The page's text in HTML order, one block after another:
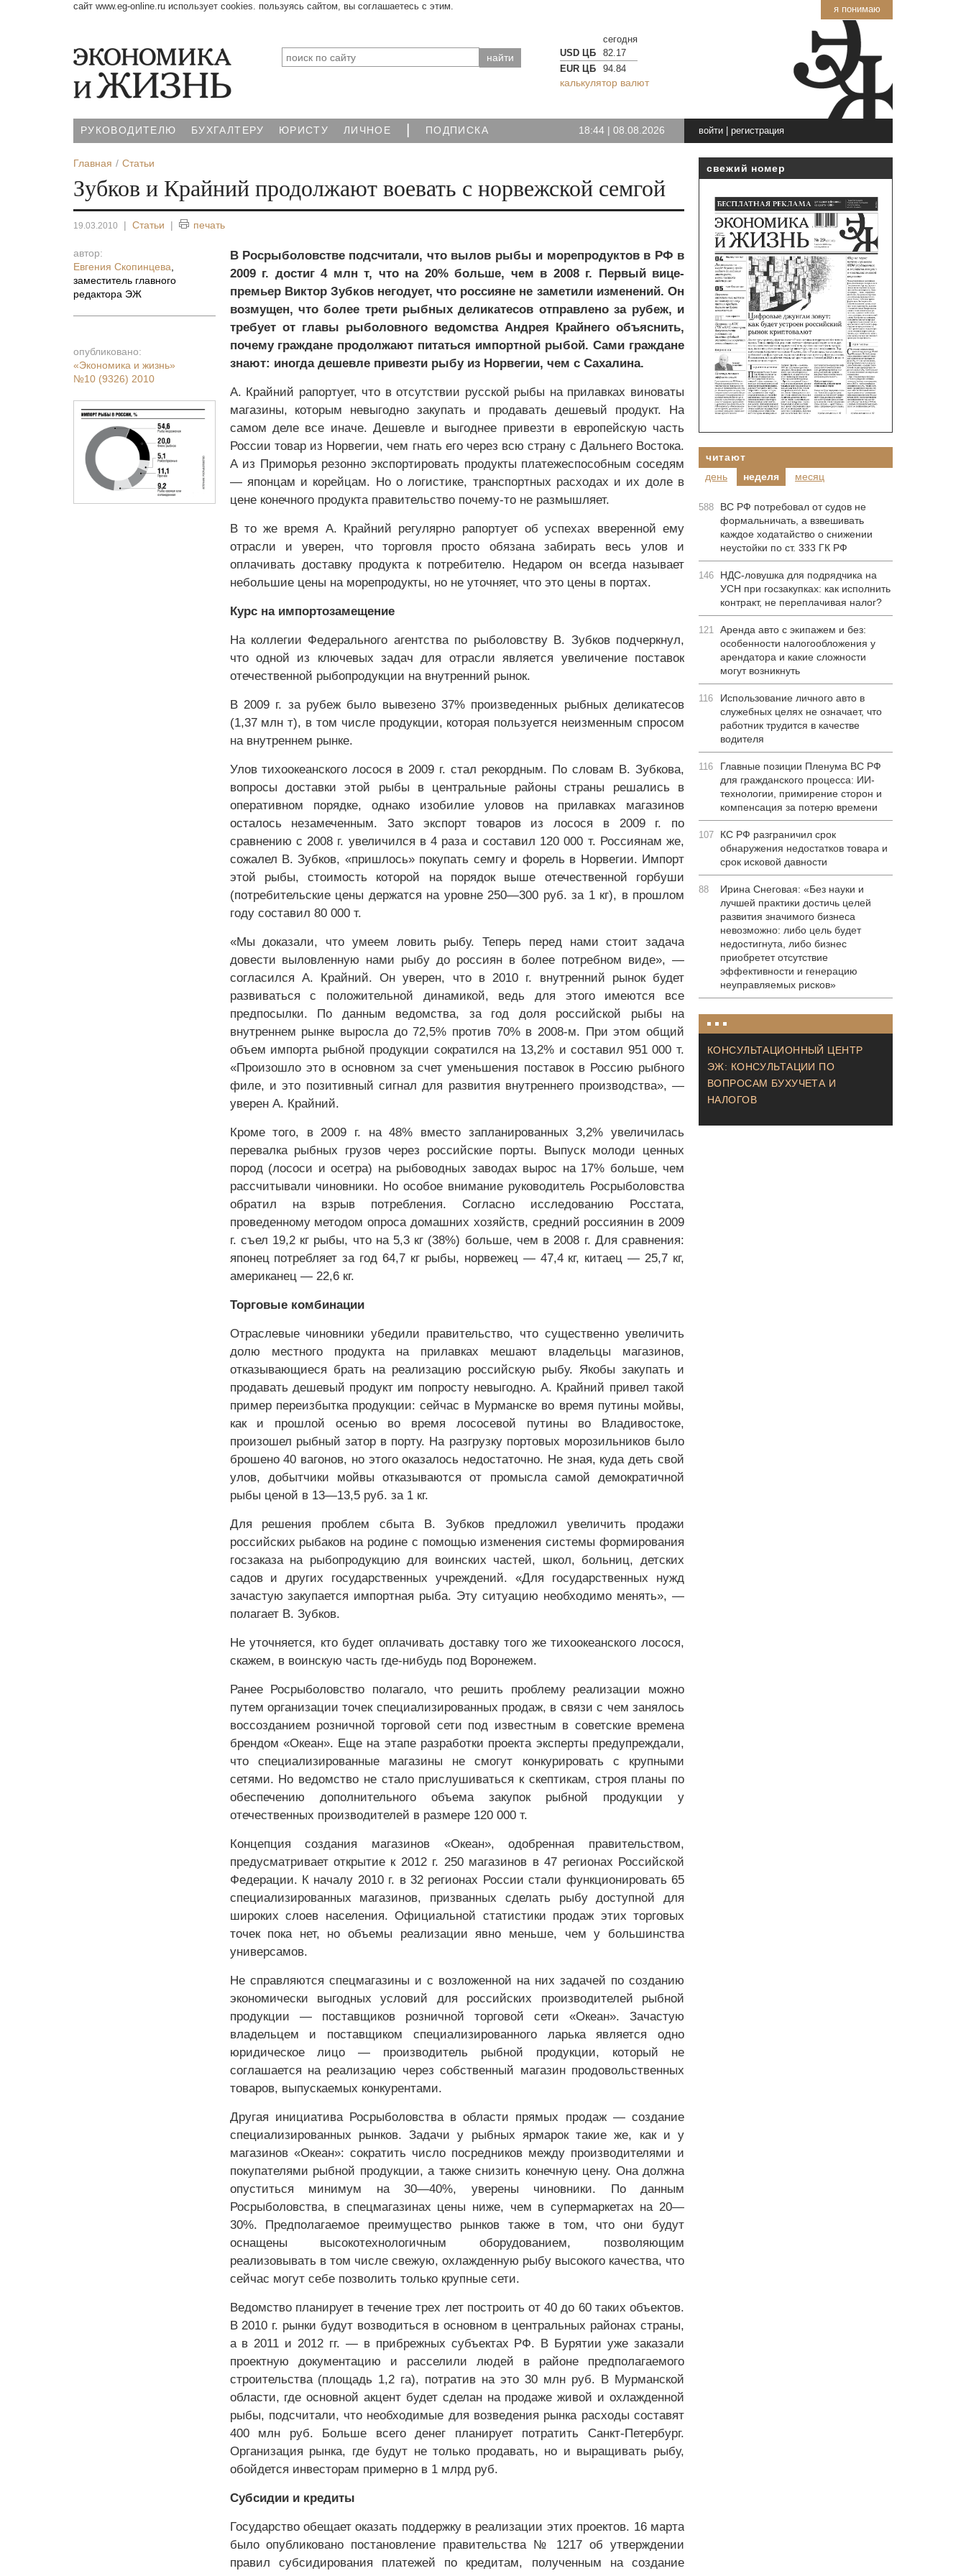
я понимаю
сайт www.eg-online.ru использует cookies. пользуясь сайтом, вы соглашаетесь с этим.
сегодня
USD ЦБ
82.17
EUR ЦБ
94.84
калькулятор валют
РУКОВОДИТЕЛЮ БУХГАЛТЕРУ ЮРИСТУ ЛИЧНОЕ | ПОДПИСКА 18:44 | 08.08.2026 войти| регистрация
Главная Статьи
Зубков и Крайний продолжают воевать с норвежской семгой
19.03.2010 | Статьи | печать
автор:
Евгения Скопинцева
заместитель главного
редактора ЭЖ
опубликовано:
«Экономика и жизнь»
№10 (9326) 2010
В Росрыболовстве подсчитали, что вылов рыбы и морепродуктов в РФ в
2009 г. достиг 4 млн т, что на 20% больше, чем в 2008 г. Первый вице-
премьер Виктор Зубков негодует, что россияне не заметили изменений. Он
возмущен, что более трети рыбных деликатесов отправлено за рубеж, и
требует от главы рыболовного ведомства Андрея Крайнего объяснить,
почему граждане продолжают питаться импортной рыбой. Сами граждане
знают: иногда дешевле привезти рыбу из Норвегии, чем с Сахалина.
А. Крайний рапортует, что в отсутствии русской рыбы на прилавках виноваты
магазины, которым невыгодно закупать и продавать дешевый продукт. На
самом деле все иначе. Дешевле и выгоднее привезти в европейскую часть
России товар из Норвегии, чем гнать его через всю страну с Дальнего Востока.
А из Приморья резонно экспортировать продукты платежеспособным соседям
— японцам и корейцам. Но о логистике, транспортных расходах и их доле в
цене конечного продукта правительство почему-то не размышляет.
В то же время А. Крайний регулярно рапортует об успехах вверенной ему
отрасли и уверен, что торговля просто обязана забирать весь улов и
оплачивать доставку продукта к потребителю. Недаром он всегда называет
небольшие цены на морепродукты, но не уточняет, что это цены в портах.
Курс на импортозамещение
На коллегии Федерального агентства по рыболовству В. Зубков подчеркнул,
что одной из ключевых задач для отрасли является увеличение поставок
отечественной рыбопродукции на внутренний рынок.
В 2009 г. за рубеж было вывезено 37% произведенных рыбных деликатесов
(1,37 млн т), в том числе продукции, которая пользуется неизменным спросом
на внутреннем рынке.
Улов тихоокеанского лосося в 2009 г. стал рекордным. По словам В. Зубкова,
вопросы доставки этой рыбы в центральные районы страны решались в
оперативном порядке, однако изобилие уловов на прилавках магазинов
осталось незамеченным. Зато экспорт товаров из лосося в 2009 г. по
сравнению с 2008 г. увеличился в 4 раза и составил 120 000 т. Россиянам же,
сожалел В. Зубков, «пришлось» покупать семгу и форель в Норвегии. Импорт
этой рыбы, стоимость которой на порядок выше отечественной горбуши
(потребительские цены держатся на уровне 250—300 руб. за 1 кг), в прошлом
году составил 80 000 т.
«Мы доказали, что умеем ловить рыбу. Теперь перед нами стоит задача
довести выловленную нами рыбу до россиян в более потребном виде», —
согласился А. Крайний. Он уверен, что в 2010 г. внутренний рынок будет
развиваться с положительной динамикой, ведь для этого имеются все
предпосылки. По данным ведомства, за год доля российской рыбы на
внутреннем рынке выросла до 72,5% против 70% в 2008-м. При этом общий
объем импорта рыбной продукции сократился на 13,2% и составил 951 000 т.
«Произошло это в основном за счет уменьшения поставок в Россию рыбного
филе, и это позитивный сигнал для развития внутреннего производства», —
уверен А. Крайний.
Кроме того, в 2009 г. на 48% вместо запланированных 3,2% увеличилась
перевалка рыбных грузов через российские порты. Выпуск молоди ценных
пород (лососи и осетра) на рыбоводных заводах вырос на 17% больше, чем
рассчитывали чиновники. Но особое внимание руководитель Росрыболовства
обратил на взрыв потребления. Согласно исследованию Росстата,
проведенному методом опроса домашних хозяйств, средний россиянин в 2009
г. съел 19,2 кг рыбы, что на 5,3 кг (38%) больше, чем в 2008 г. Для сравнения:
японец потребляет за год 64,7 кг рыбы, норвежец — 47,4 кг, китаец — 25,7 кг,
американец — 22,6 кг.
Торговые комбинации
Отраслевые чиновники убедили правительство, что существенно увеличить
долю местного продукта на прилавках мешают владельцы магазинов,
отказывающиеся брать на реализацию российскую рыбу. Якобы закупать и
продавать дешевый продукт им попросту невыгодно. А. Крайний привел такой
пример переизбытка продукции: сейчас в Мурманске во время путины мойвы,
как и прошлой осенью во время лососевой путины во Владивостоке,
произошел рыбный затор в порту. На разгрузку портовых морозильников было
брошено 40 вагонов, но этого оказалось недостаточно. Не зная, куда деть свой
улов, добытчики мойвы отказываются от промысла самой демократичной
рыбы ценой в 13—13,5 руб. за 1 кг.
Для решения проблем сбыта В. Зубков предложил увеличить продажи
российских рыбаков на родине с помощью изменения системы формирования
госзаказа на рыбопродукцию для воинских частей, школ, больниц, детских
садов и других государственных учреждений. «Для государственных нужд
зачастую закупается импортная рыба. Эту ситуацию необходимо менять», —
полагает В. Зубков.
Не уточняется, кто будет оплачивать доставку того же тихоокеанского лосося,
скажем, в воинскую часть где-нибудь под Воронежем.
Ранее Росрыболовство полагало, что решить проблему реализации можно
путем организации точек специализированных продаж, в связи с чем занялось
воссозданием розничной торговой сети под известным в советские времена
брендом «Океан». Еще на этапе разработки проекта эксперты предупреждали,
что специализированные магазины не смогут конкурировать с крупными
сетями. Но ведомство не стало прислушиваться к скептикам, строя планы по
обеспечению дополнительного объема закупок рыбной продукции у
отечественных производителей в размере 120 000 т.
Концепция создания магазинов «Океан», одобренная правительством,
предусматривает открытие к 2012 г. 250 магазинов в 47 регионах Российской
Федерации. К началу 2010 г. в 32 регионах России стали функционировать 65
специализированных магазинов, призванных сделать рыбу доступной для
широких слоев населения. Официальной статистики продаж этих торговых
точек пока нет, но объемы реализации явно меньше, чем у большинства
универсамов.
Не справляются спецмагазины и с возложенной на них задачей по созданию
экономически выгодных условий для российских производителей рыбной
продукции — поставщиков розничной торговой сети «Океан». Зачастую
владельцем и поставщиком специализированного ларька является одно
юридическое лицо — производитель рыбной продукции, который не
соглашается на реализацию через собственный магазин продовольственных
товаров, выпускаемых конкурентами.
Другая инициатива Росрыболовства в области прямых продаж — создание
специализированных рынков. Задачи у рыбных ярмарок такие же, как и у
магазинов «Океан»: сократить число посредников между производителями и
покупателями рыбной продукции, а также снизить конечную цену. Она должна
опуститься минимум на 30—40%, уверены чиновники. По данным
Росрыболовства, в спецмагазинах цены ниже, чем в супермаркетах на 20—
30%. Предполагаемое преимущество рынков также в том, что они будут
оснащены высокотехнологичным оборудованием, позволяющим
реализовывать в том числе свежую, охлажденную рыбу высокого качества, что
сейчас могут себе позволить только крупные сети.
Ведомство планирует в течение трех лет построить от 40 до 60 таких объектов.
В 2010 г. рынки будут возводиться в основном в центральных районах страны,
а в 2011 и 2012 гг. — в прибрежных субъектах РФ. В Бурятии уже заказали
проектную документацию и расселили людей в районе предполагаемого
строительства (площадь 1,2 га), потратив на это 30 млн руб. В Мурманской
области, где основной акцент будет сделан на продаже живой и охлажденной
рыбы, подсчитали, что необходимые для возведения рынка расходы составят
400 млн руб. Больше всего денег планирует потратить Санкт-Петербург.
Организация рынка, где будут не только продавать, но и выращивать рыбу,
обойдется инвесторам примерно в 1 млрд руб.
Субсидии и кредиты
Государство обещает оказать поддержку в реализации этих проектов. 16 марта
было опубликовано постановление правительства № 1217 об утверждении
правил субсидирования платежей по кредитам, полученным на создание
свежий номер
читают
день
неделя месяц
588
ВС РФ потребовал от судов не
формальничать, а взвешивать
каждое ходатайство о снижении
неустойки по ст. 333 ГК РФ
146
НДС-ловушка для подрядчика на
УСН при госзакупках: как исполнить
контракт, не переплачивая налог?
121 Аренда авто с экипажем и без:
особенности налогообложения у
арендатора и какие сложности
могут возникнуть
116
Использование личного авто в
служебных целях не означает, что
работник трудится в качестве
водителя
116
Главные позиции Пленума ВС РФ
для гражданского процесса: ИИ-
технологии, примирение сторон и
компенсация за потерю времени
107
КС РФ разграничил срок
обнаружения недостатков товара и
срок исковой давности
88
Ирина Снеговая: «Без науки и
лучшей практики достичь целей
развития значимого бизнеса
невозможно: либо цель будет
недостигнута, либо бизнес
приобретет отсутствие
эффективности и генерацию
неуправляемых рисков»
КОНСУЛЬТАЦИОННЫЙ ЦЕНТР
ЭЖ: КОНСУЛЬТАЦИИ ПО
ВОПРОСАМ БУХУЧЕТА И
НАЛОГОВ